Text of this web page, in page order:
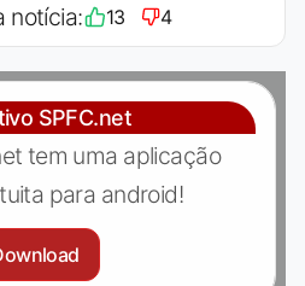
notícia: 13 4
SPFC.net
tem uma aplicação
para android!